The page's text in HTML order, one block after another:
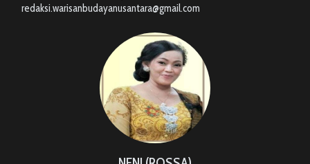
redaksi.warisanbudayanusantara@gmail.com